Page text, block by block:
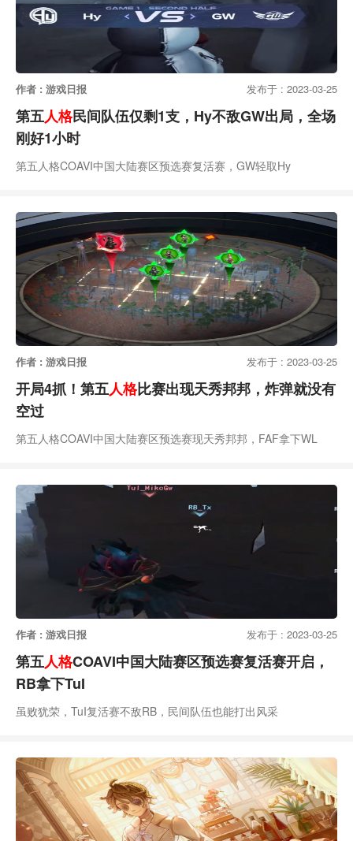
作者 : 游戏日报 发布于 : 2023-03-25
第五人格民间队伍仅剩1支，Hy不敌GW出局，全场
刚好1小时
第五人格COAVI中国大陆赛区预选赛复活赛，GW轻取Hy
作者 : 游戏日报 发布于 : 2023-03-25
开局4抓！第五人格比赛出现天秀邦邦，炸弹就没有
空过
第五人格COAVI中国大陆赛区预选赛现天秀邦邦，FAF拿下WL
作者 : 游戏日报 发布于 : 2023-03-25
第五人格COAVI中国大陆赛区预选赛复活赛开启，
RB拿下TuI
虽败犹荣，TuI复活赛不敌RB，民间队伍也能打出风采